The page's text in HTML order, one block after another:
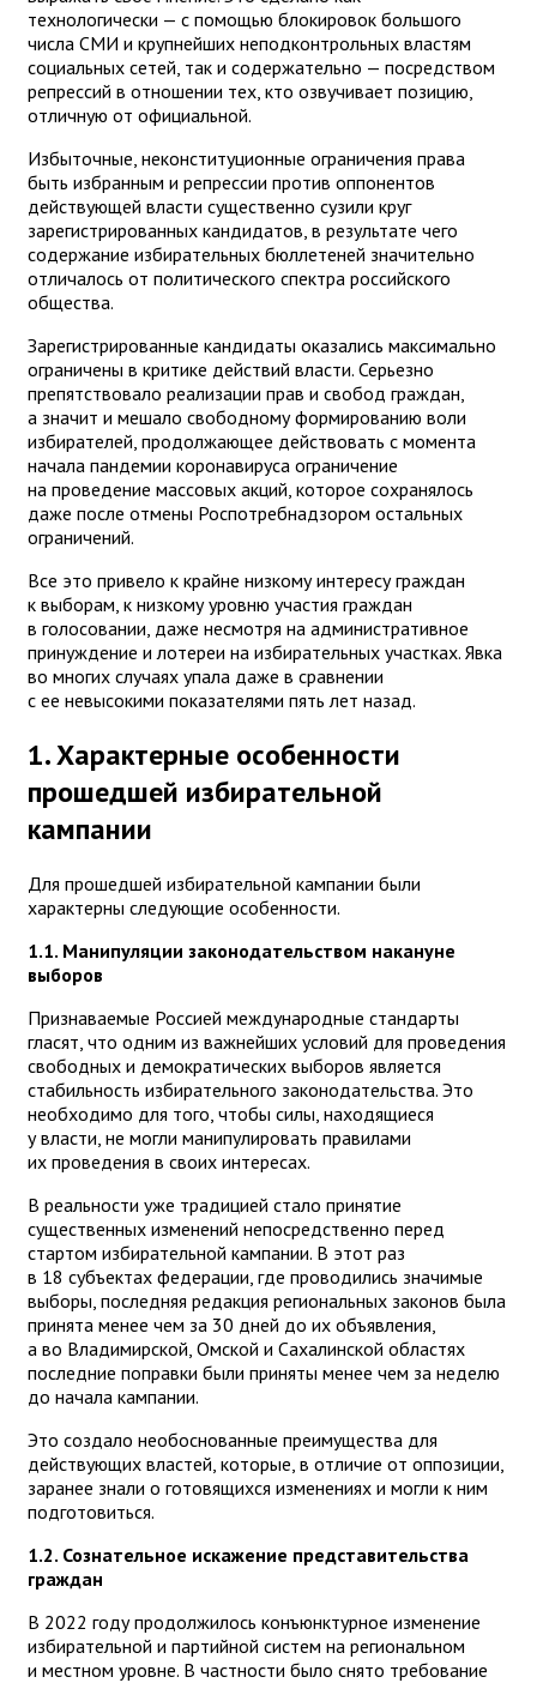
технологически — с помощью блокировок большого
числа СМИ и крупнейших неподконтрольных властям
социальных сетей, так и содержательно — посредством
репрессий в отношении тех, кто озвучивает позицию,
отличную от официальной.
Избыточные, неконституционные ограничения права
быть избранным и репрессии против оппонентов
действующей власти существенно сузили круг
зарегистрированных кандидатов, в результате чего
содержание избирательных бюллетеней значительно
отличалось от политического спектра российского
общества.
Зарегистрированные кандидаты оказались максимально
ограничены в критике действий власти. Серьезно
препятствовало реализации прав и свобод граждан,
а значит и мешало свободному формированию воли
избирателей, продолжающее действовать с момента
начала пандемии коронавируса ограничение
на проведение массовых акций, которое сохранялось
даже после отмены Роспотребнадзором остальных
ограничений.
Все это привело к крайне низкому интересу граждан
к выборам, к низкому уровню участия граждан
в голосовании, даже несмотря на административное
принуждение и лотереи на избирательных участках. Явка
во многих случаях упала даже в сравнении
с ее невысокими показателями пять лет назад.
1. Характерные особенности
прошедшей избирательной
кампании
Для прошедшей избирательной кампании были
характерны следующие особенности.
1.1. Манипуляции законодательством накануне
выборов
Признаваемые Россией международные стандарты
гласят, что одним из важнейших условий для проведения
свободных и демократических выборов является
стабильность избирательного законодательства. Это
необходимо для того, чтобы силы, находящиеся
у власти, не могли манипулировать правилами
их проведения в своих интересах.
В реальности уже традицией стало принятие
существенных изменений непосредственно перед
стартом избирательной кампании. В этот раз
в 18 субъектах федерации, где проводились значимые
выборы, последняя редакция региональных законов была
принята менее чем за 30 дней до их объявления,
а во Владимирской, Омской и Сахалинской областях
последние поправки были приняты менее чем за неделю
до начала кампании.
Это создало необоснованные преимущества для
действующих властей, которые, в отличие от оппозиции,
заранее знали о готовящихся изменениях и могли к ним
подготовиться.
1.2. Сознательное искажение представительства
граждан
В 2022 году продолжилось конъюнктурное изменение
избирательной и партийной систем на региональном
и местном уровне. В частности было снято требование